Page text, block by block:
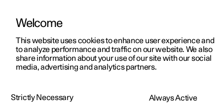
Polestar 2
Polestar 3
Polestar 4
Aanbiedingen voor particulieren
Aanbiedingen voor
professionelen
Bekijk onze stockwagens
HandleidingVideogalerijSoftware-updates
Instellingen voor navigatie
Welcome
This website uses cookies to enhance user experience and
to analyze performance and traffic on our website. We also
share information about your use of our site with our social
media, advertising and analytics partners.
Strictly Necessary Always Active